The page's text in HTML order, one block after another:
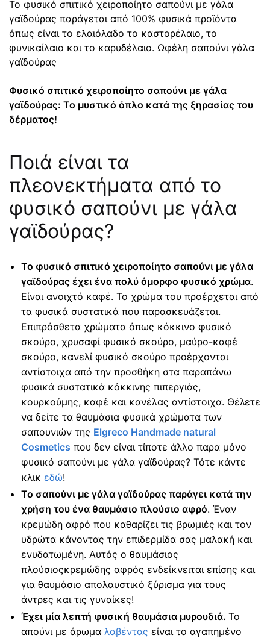
Το φυσικό σπιτικό χειροποίητο σαπούνι με γάλα
γαϊδούρας παράγεται από 100% φυσικά προϊόντα
όπως είναι το ελαιόλαδο το καστορέλαιο, το
φυνικαίλαιο και το καρυδέλαιο. Ωφέλη σαπούνι γάλα
γαϊδούρας
Φυσικό σπιτικό χειροποίητο σαπούνι με γάλα
γαϊδούρας: Το μυστικό όπλο κατά της ξηρασίας του
δέρματος!
Ποιά είναι τα
πλεονεκτήματα από το
φυσικό σαπούνι με γάλα
γαϊδούρας?
Το φυσικό σπιτικό χειροποίητο σαπούνι με γάλα
γαϊδούρας έχει ένα πολύ όμορφο φυσικό χρώμα.
Είναι ανοιχτό καφέ. Το χρώμα του προέρχεται από
τα φυσικά συστατικά που παρασκευάζεται.
Επιπρόσθετα χρώματα όπως κόκκινο φυσικό
σκούρο, χρυσαφί φυσικό σκούρο, μαύρο-καφέ
σκούρο, κανελί φυσικό σκούρο προέρχονται
αντίστοιχα από την προσθήκη στα παραπάνω
φυσικά συστατικά κόκκινης πιπεργιάς,
κουρκούμης, καφέ και κανέλας αντίστοιχα. Θέλετε
να δείτε τα θαυμάσια φυσικά χρώματα των
σαπουνιών της Elgreco Handmade natural
Cosmetics που δεν είναι τίποτε άλλο παρα μόνο
φυσικό σαπούνι με γάλα γαϊδούρας? Τότε κάντε
κλικ εδώ!
Το σαπούνι με γάλα γαϊδούρας παράγει κατά την
χρήση του ένα θαυμάσιο πλούσιο αφρό. Έναν
κρεμώδη αφρό που καθαρίζει τις βρωμιές και τον
υδρώτα κάνοντας την επιδερμίδα σας μαλακή και
ενυδατωμένη. Αυτός ο θαυμάσιος
πλούσιοςκρεμώδης αφρός ενδείκνειται επίσης και
για θαυμάσιο απολαυστικό ξύρισμα για τους
άντρες και τις γυναίκες!
Έχει μία λεπτή φυσική θαυμάσια μυρουδιά. Το
απούνι με άρωμα λαβέντας είναι το αγαπημένο